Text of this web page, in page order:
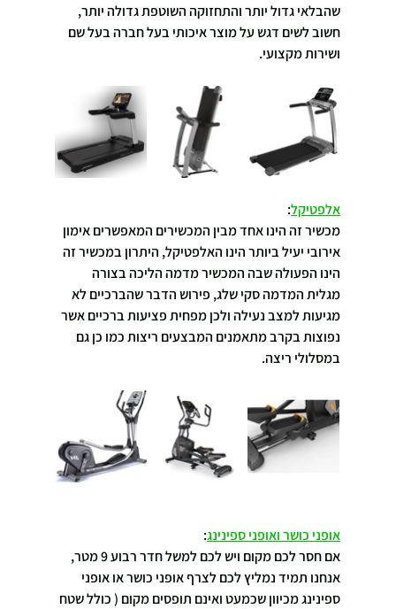
שהבלאי גדול יותר והתחזוקה השוטפת גדולה יותר,
חשוב לשים דגש על מוצר איכותי בעל חברה בעל שם
ושירות מקצועי.
אלפטיקל:
מכשיר זה הינו אחד מבין המכשירים המאפשרים אימון
אירובי יעיל ביותר הינו האלפטיקל, היתרון במכשיר זה
הינו הפעולה שבה המכשיר מדמה הליכה בצורה
מגלית המדמה סקי שלג, פירוש הדבר שהברכיים לא
מגיעות למצב נעילה ולכן מפחית פציעות ברכיים אשר
נפוצות בקרב מתאמנים המבצעים ריצות כמו כן גם
במסלולי ריצה.
אופני כושר ואופני ספינינג:
אם חסר לכם מקום ויש לכם למשל חדר רבוע 9 מטר,
אנחנו תמיד נמליץ לכם לצרף אופני כושר או אופני
ספינינג מכיוון שכמעט ואינם תופסים מקום ( כולל שטח